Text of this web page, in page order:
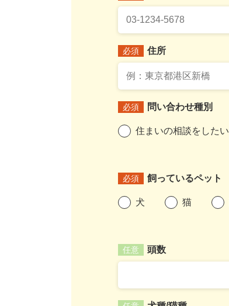
必須 住所
必須 問い合わせ種別
住まいの相談をしたい
必須 飼っているペット
犬 猫
任意 頭数